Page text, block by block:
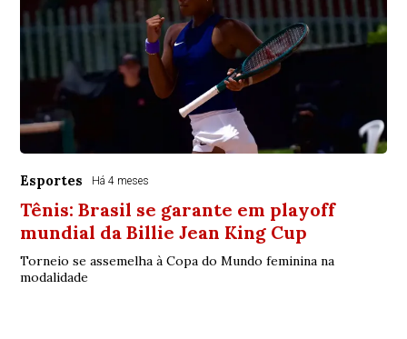
Esportes Há 4 meses
Tênis: Brasil se garante em playoff
mundial da Billie Jean King Cup
Torneio se assemelha à Copa do Mundo feminina na
modalidade